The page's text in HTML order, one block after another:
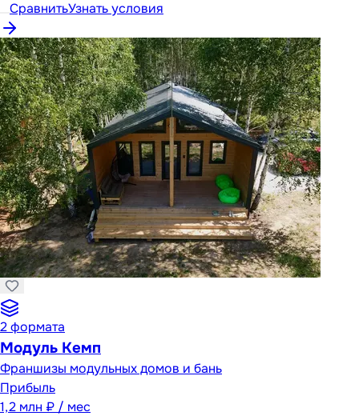
СравнитьУзнать условия
2формата
Модуль Кемп
Франшизы модульных домов и бань
Прибыль
1,2 млн ₽ / мес